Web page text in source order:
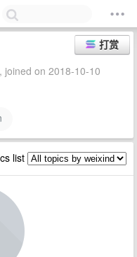
打赏
joined on 2018-10-10
list